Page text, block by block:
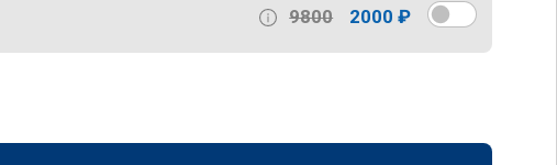
9800 2000 ₽